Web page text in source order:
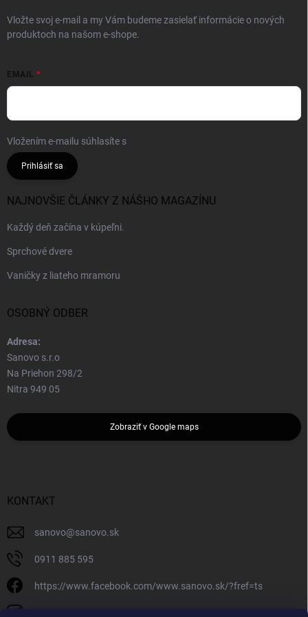
Vložte svoj e-mail a my Vám budeme zasielať informácie o nových
produktoch na našom e-shope.
EMAIL
Vložením e-mailu súhlasíte s
Prihlásiť sa
NAJNOVŠIE ČLÁNKY Z NÁŠHO MAGAZÍNU
Každý deň začína v kúpeľni.
Sprchové dvere
Vaničky z liateho mramoru
OSOBNÝ ODBER
Adresa:
Sanovo s.r.o
Na Priehon 298/2
Nitra 949 05
Zobraziť v Google maps
KONTAKT
sanovo@sanovo.sk
0911 885 595
https://www.facebook.com/www.sanovo.sk/?fref=ts